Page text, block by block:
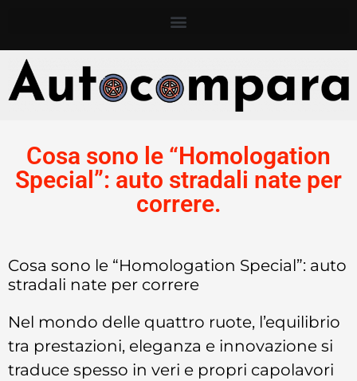
Cosa sono le “Homologation
Special”: auto stradali nate per
correre.
Cosa sono le “Homologation Special”: auto
stradali nate per correre
Nel mondo delle quattro ruote, l’equilibrio
tra prestazioni, eleganza e innovazione si
traduce spesso in veri e propri capolavori